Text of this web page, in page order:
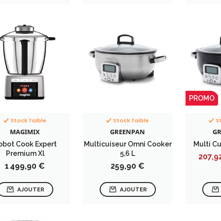
Stock faible
MAGIMIX
Cook Expert
Premium Xl
Prix
1 499,90 €
AJOUTER
Stock faible
GREENPAN
Multicuiseur Omni Cooker
5,6 L
Prix
259,90 €
AJOUTER
Multi
Prix
PROMO